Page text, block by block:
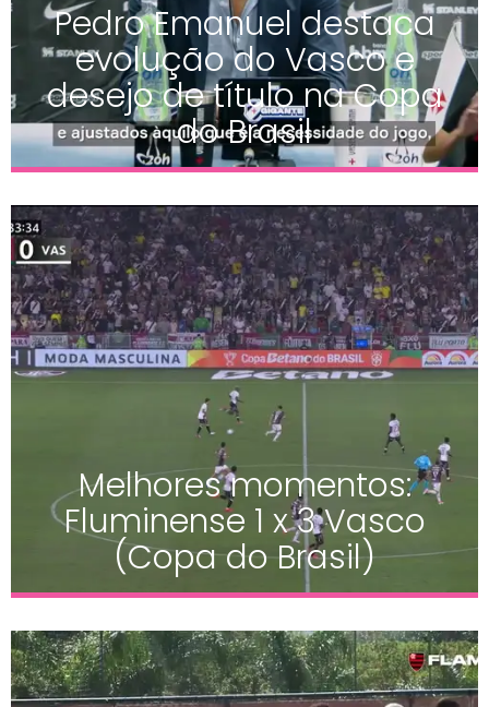
Pedro Emanuel destaca
evolução do Vasco e
desejo de título na Copa
do Brasil
Melhores momentos:
Fluminense 1 x 3 Vasco
(Copa do Brasil)